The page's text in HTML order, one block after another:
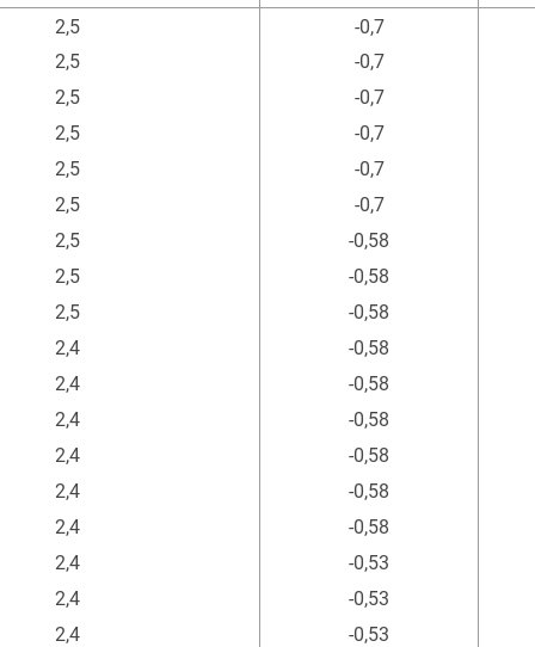
Betr.-Druck Vakuum
2,5
-0,7
2,5
-0,7
2,5
-0,7
2,5
-0,7
2,5
-0,7
2,5
-0,7
2,5
-0,58
2,5
-0,58
2,5
-0,58
2,4
-0,58
2,4
-0,58
2,4
-0,58
2,4
-0,58
2,4
-0,58
2,4
-0,58
2,4
-0,53
2,4
-0,53
2,4
-0,53